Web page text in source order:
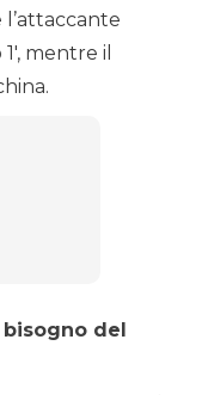
mentre il
bisogno del